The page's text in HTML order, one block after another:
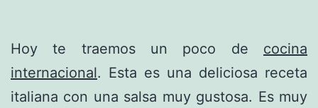
Hoy te traemos un poco de cocina
internacional. Esta es una deliciosa receta
italiana con una salsa muy gustosa. Es muy